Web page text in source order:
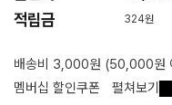
적립금 324원
배송비 3,000원 (50,000원
멤버십 할인쿠폰
펼쳐보기